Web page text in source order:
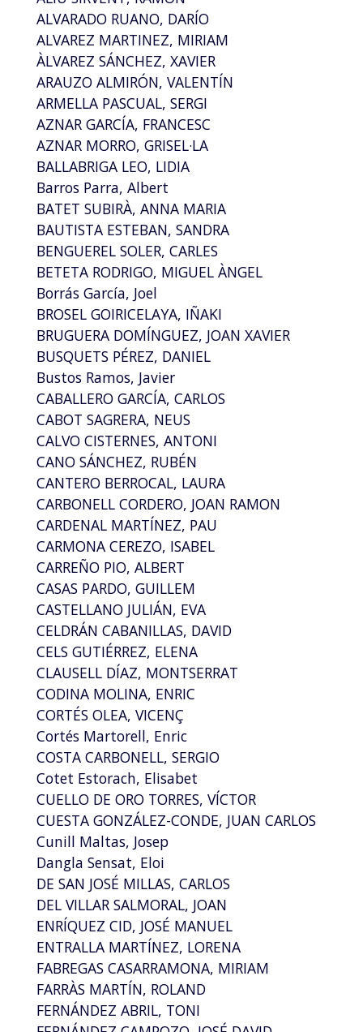
ALVARADO RUANO, DARÍO
ALVAREZ MARTINEZ, MIRIAM
ÀLVAREZ SÁNCHEZ, XAVIER
ARAUZO ALMIRÓN, VALENTÍN
ARMELLA PASCUAL, SERGI
AZNAR GARCÍA, FRANCESC
AZNAR MORRO, GRISEL·LA
BALLABRIGA LEO, LIDIA
Barros Parra, Albert
BATET SUBIRÀ, ANNA MARIA
BAUTISTA ESTEBAN, SANDRA
BENGUEREL SOLER, CARLES
BETETA RODRIGO, MIGUEL ÀNGEL
Borrás García, Joel
BROSEL GOIRICELAYA, IÑAKI
BRUGUERA DOMÍNGUEZ, JOAN XAVIER
BUSQUETS PÉREZ, DANIEL
Bustos Ramos, Javier
CABALLERO GARCÍA, CARLOS
CABOT SAGRERA, NEUS
CALVO CISTERNES, ANTONI
CANO SÁNCHEZ, RUBÉN
CANTERO BERROCAL, LAURA
CARBONELL CORDERO, JOAN RAMON
CARDENAL MARTÍNEZ, PAU
CARMONA CEREZO, ISABEL
CARREÑO PIO, ALBERT
CASAS PARDO, GUILLEM
CASTELLANO JULIÁN, EVA
CELDRÁN CABANILLAS, DAVID
CELS GUTIÉRREZ, ELENA
CLAUSELL DÍAZ, MONTSERRAT
CODINA MOLINA, ENRIC
CORTÉS OLEA, VICENÇ
Cortés Martorell, Enric
COSTA CARBONELL, SERGIO
Cotet Estorach, Elisabet
CUELLO DE ORO TORRES, VÍCTOR
CUESTA GONZÁLEZ-CONDE, JUAN CARLOS
Cunill Maltas, Josep
Dangla Sensat, Eloi
DE SAN JOSÉ MILLAS, CARLOS
DEL VILLAR SALMORAL, JOAN
ENRÍQUEZ CID, JOSÉ MANUEL
ENTRALLA MARTÍNEZ, LORENA
FABREGAS CASARRAMONA, MIRIAM
FARRÀS MARTÍN, ROLAND
FERNÁNDEZ ABRIL, TONI